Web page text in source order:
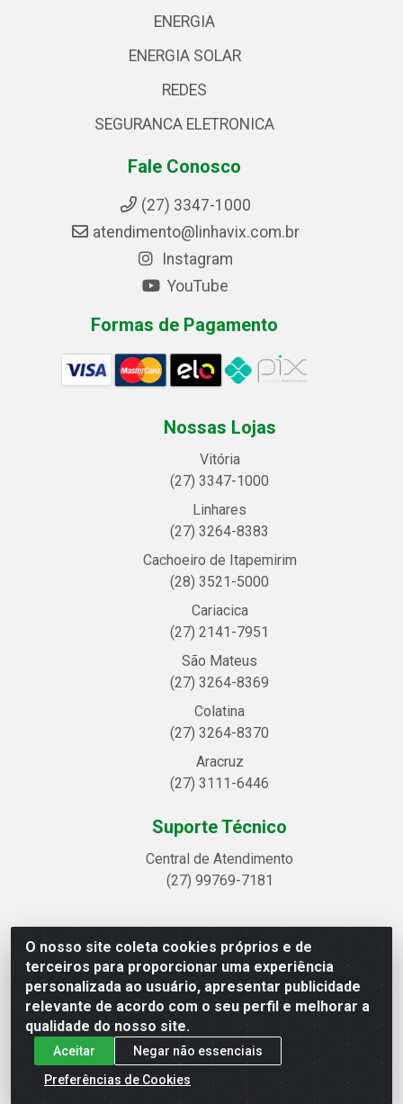
O nosso site coleta cookies próprios e de
terceiros para proporcionar uma experiência
personalizada ao usuário, apresentar publicidade
relevante de acordo com o seu perfil e melhorar a
qualidade do nosso site.
Aceitar
Negar não essenciais
Preferências de Cookies
ENERGIA
ENERGIA SOLAR
REDES
SEGURANCA ELETRONICA
Fale Conosco
(27) 3347-1000
atendimento@linhavix.com.br
Instagram
YouTube
Formas de Pagamento
Nossas Lojas
Vitória
(27) 3347-1000
Linhares
(27) 3264-8383
Cachoeiro de Itapemirim
(28) 3521-5000
Cariacica
(27) 2141-7951
São Mateus
(27) 3264-8369
Colatina
(27) 3264-8370
Aracruz
(27) 3111-6446
Suporte Técnico
Central de Atendimento
(27) 99769-7181
Linhavix Distribuidora LTDA - Avenida Alegre, 2521 -
Quadra314 Lote 05 e 07 - Shell, Linhares/ES - CEP 29.901-605
- CNPJ 20.857.514/0001-75